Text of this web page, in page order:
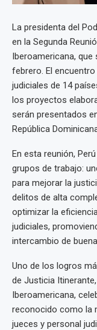
La presidenta del
en la Segunda
Iberoamericana, que
febrero. El
judiciales de 14
los proyectos
serán presentados
República
En esta reunión,
grupos de trabajo:
para mejorar la
delitos de alta
optimizar la
judiciales,
intercambio de
Uno de los logros
de Justicia
Iberoamericana,
reconocido como la
jueces y personal